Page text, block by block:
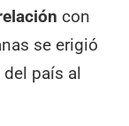
con
se erigió
del país al